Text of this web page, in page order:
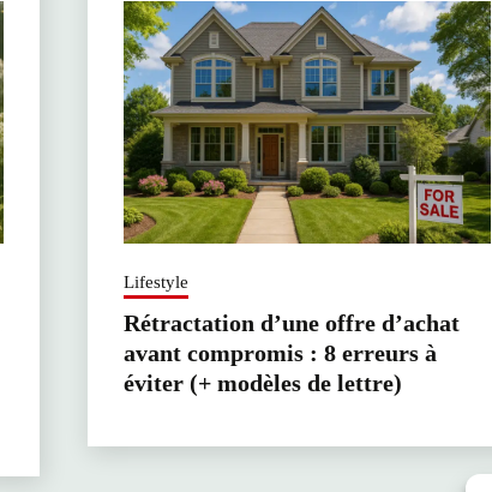
Lifestyle
Rétractation d’une offre d’achat
avant compromis : 8 erreurs à
éviter (+ modèles de lettre)